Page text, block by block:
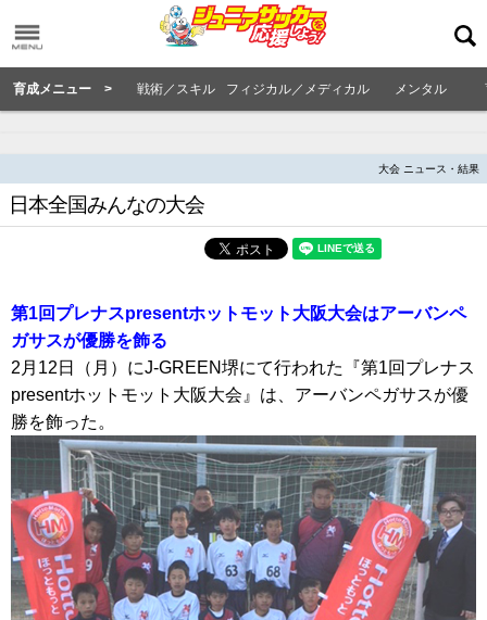
育成メニュー > 戦術／スキル フィジカル／メディカル メンタル
大会 ニュース・結果
日本全国みんなの大会
第1回プレナスpresentホットモット大阪大会はアーバンペ
ガサスが優勝を飾る
2月12日（月）にJ-GREEN堺にて行われた『第1回プレナス
presentホットモット大阪大会』は、アーバンペガサスが優
勝を飾った。